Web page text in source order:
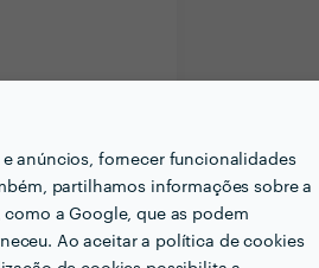
anúncios, fornecer funcionalidades
partilhamos informações sobre a
a Google, que as podem
Ao aceitar a política de cookies